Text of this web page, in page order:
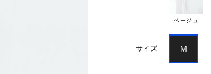
ベージュ
サイズ Ｍ